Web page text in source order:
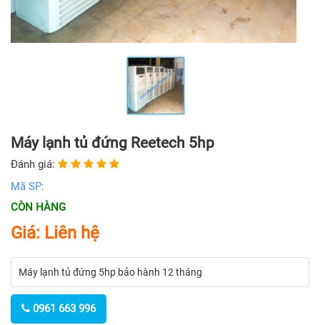
Máy lạnh tủ đứng Reetech 5hp
Đánh giá:
Mã SP:
CÒN HÀNG
Giá: Liên hệ
Máy lạnh tủ đứng 5hp bảo hành 12 tháng
0961 663 996